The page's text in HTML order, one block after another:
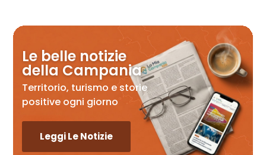
Le belle notizie
della Campania
Territorio, turismo e storie
positive ogni giorno
Leggi Le Notizie